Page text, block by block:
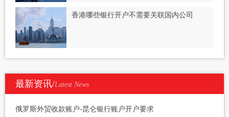
香港哪些银行开户不需要关联国内公司
最新资讯/Latest News
俄罗斯外贸收款账户-昆仑银行账户开户要求